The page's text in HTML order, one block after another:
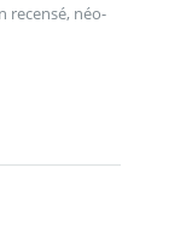
recensé, néo-